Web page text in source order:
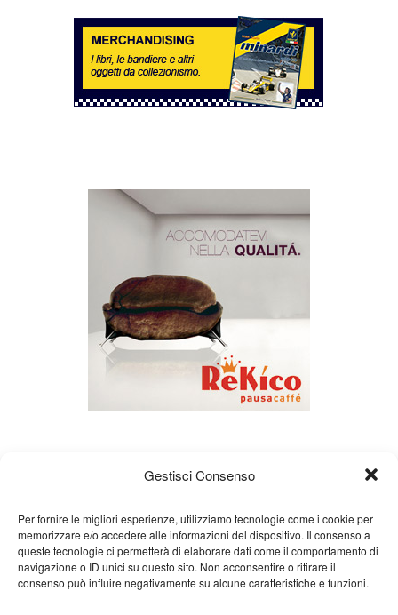
Gestisci Consenso
Per fornire le migliori esperienze, utilizziamo tecnologie come i cookie per
memorizzare e/o accedere alle informazioni del dispositivo. Il consenso a
queste tecnologie ci permetterà di elaborare dati come il comportamento di
navigazione o ID unici su questo sito. Non acconsentire o ritirare il
consenso può influire negativamente su alcune caratteristiche e funzioni.
About us Gian Carlo Minardi
Gear
Merchandising
Partners Contact us